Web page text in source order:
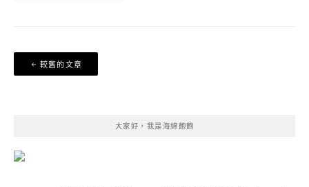
文
章
較舊的文章
大家好，我是海綿飽飽